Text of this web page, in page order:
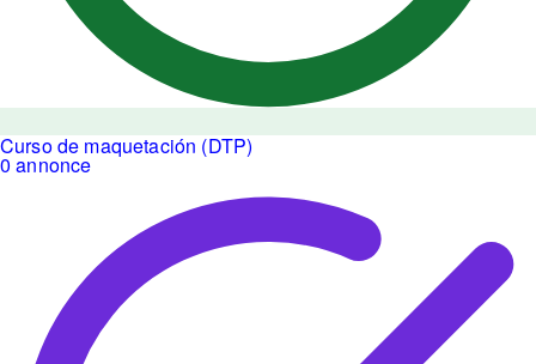
Curso de maquetación (DTP)
0 annonce